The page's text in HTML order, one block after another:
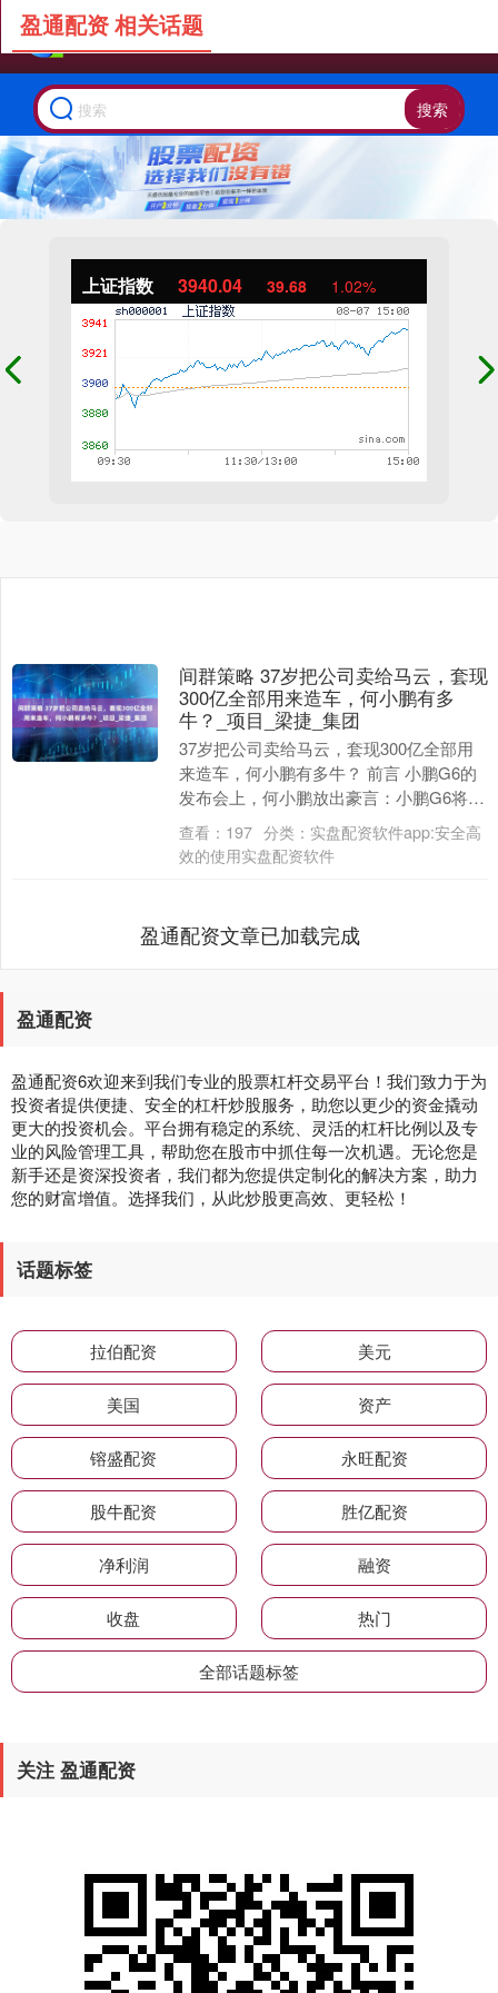
搜索
上证指数 3940.04 39.68 1.02%
盈通配资 相关话题
间群策略 37岁把公司卖给马云，套现
300亿全部用来造车，何小鹏有多
牛？_项目_梁捷_集团
37岁把公司卖给马云，套现300亿全部用
来造车，何小鹏有多牛？ 前言 小鹏G6的
发布会上，何小鹏放出豪言：小鹏G6将会
成为国内25万级别新能源汽车中的销量冠
军！....
查看： 197 分类： 实盘配资软件app:安全高
效的使用实盘配资软件
盈通配资文章已加载完成
盈通配资
盈通配资6欢迎来到我们专业的股票杠杆交易平台！我们致力于为
投资者提供便捷、安全的杠杆炒股服务，助您以更少的资金撬动
更大的投资机会。平台拥有稳定的系统、灵活的杠杆比例以及专
业的风险管理工具，帮助您在股市中抓住每一次机遇。无论您是
新手还是资深投资者，我们都为您提供定制化的解决方案，助力
您的财富增值。选择我们，从此炒股更高效、更轻松！
话题标签
拉伯配资 美元
美国 资产
镕盛配资 永旺配资
股牛配资 胜亿配资
净利润 融资
收盘 热门
全部话题标签
关注 盈通配资